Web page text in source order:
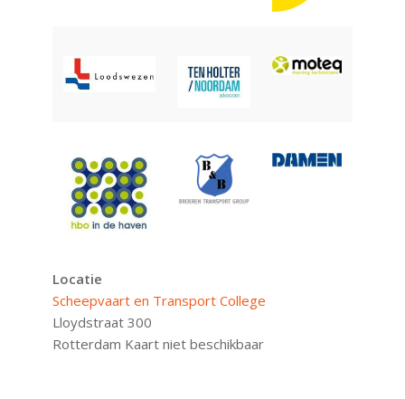
Locatie
Scheepvaart en Transport College
Lloydstraat 300
Rotterdam Kaart niet beschikbaar